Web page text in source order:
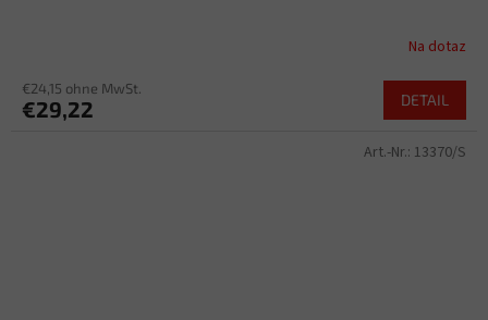
Na dotaz
€24,15 ohne MwSt.
€29,22 DETAIL
Art.-Nr.: 13370/S